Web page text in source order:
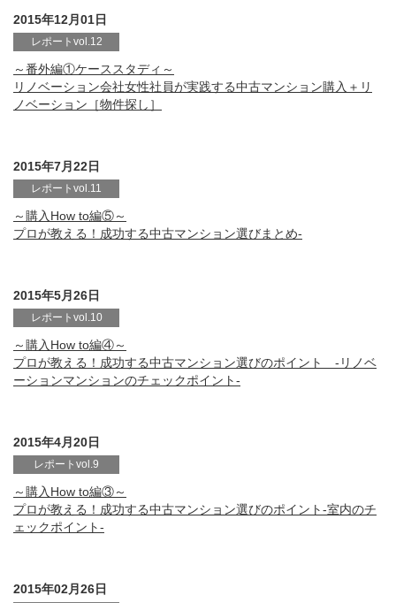
2015年12月01日
レポートvol.12
～番外編①ケーススタディ～
リノベーション会社女性社員が実践する中古マンション購入＋リ
ノベーション［物件探し］
2015年7月22日
レポートvol.11
～購入How to編⑤～
プロが教える！成功する中古マンション選びまとめ-
2015年5月26日
レポートvol.10
～購入How to編④～
プロが教える！成功する中古マンション選びのポイント -リノベ
ーションマンションのチェックポイント-
2015年4月20日
レポートvol.9
～購入How to編③～
プロが教える！成功する中古マンション選びのポイント-室内のチ
ェックポイント-
2015年02月26日